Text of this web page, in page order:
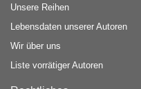
Unsere Reihen
Lebensdaten unserer Autoren
Wir über uns
Liste vorrätiger Autoren